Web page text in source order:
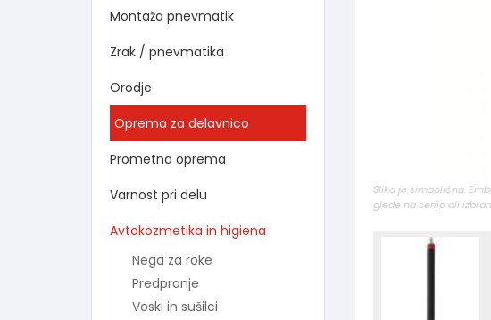
Montaža pnevmatik
Zrak / pnevmatika
Orodje
Oprema za delavnico
Prometna oprema
Varnost pri delu
Avtokozmetika in higiena
Nega za roke
Predpranje
Voski in sušilci
Slika je simbolična.
glede na serijo ali